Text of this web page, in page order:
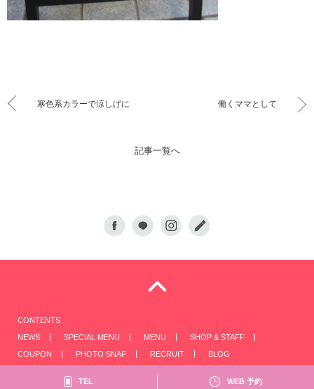
寒色系カラーで涼しげに 働くママとして
記事一覧へ
CONTENTS
NEWS
SPECIAL MENU MENU
SHOP & STAFF
COUPON
PHOTO SNAP RECRUIT BLOG
TEL WEB 予約